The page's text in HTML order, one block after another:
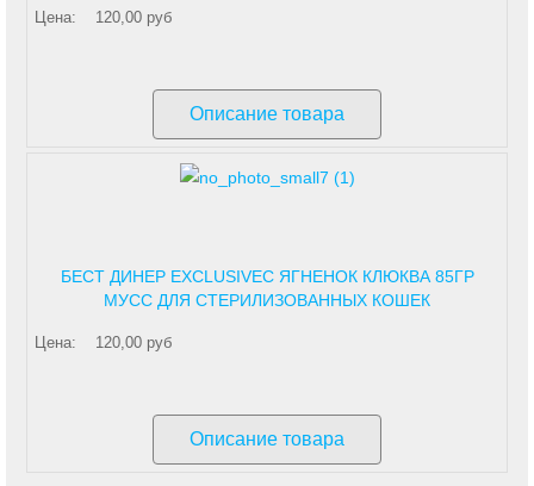
Цена: 120,00 руб
Описание товара
БЕСТ ДИНЕР EXCLUSIVEС ЯГНЕНОК КЛЮКВА 85ГР
МУСС ДЛЯ СТЕРИЛИЗОВАННЫХ КОШЕК
Цена: 120,00 руб
Описание товара